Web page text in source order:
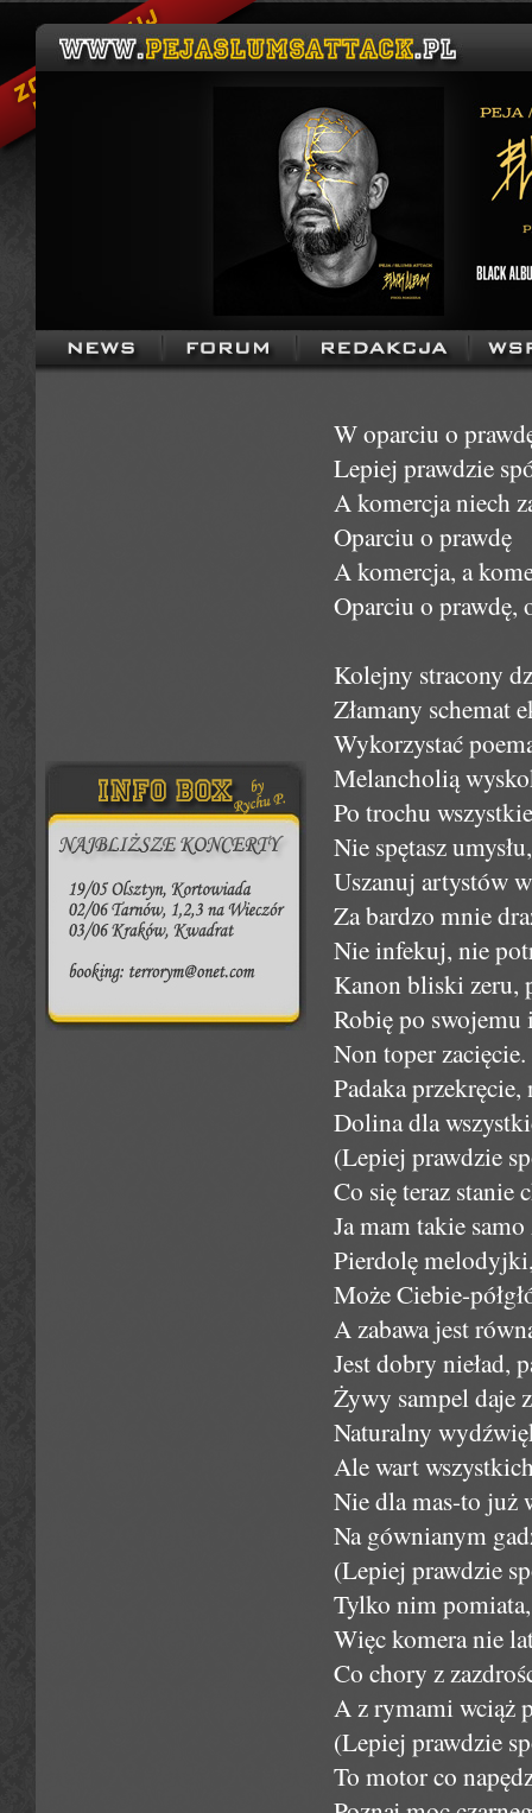
W oparciu o
Lepiej prawdzie
A komercja niech
Oparciu o prawdę
A komercja, a
Oparciu o prawdę,
Kolejny stracony
Złamany schemat
Wykorzystać
Melancholią
Po trochu
Nie spętasz
Uszanuj artystów
Za bardzo mnie
Nie infekuj, nie
Kanon bliski zeru,
Robię po swojemu
Non toper
Padaka
Dolina dla
(Lepiej prawdzie
Co się teraz stanie
Ja mam takie
Pierdolę
Może Ciebie-
A zabawa jest
Jest dobry nieład,
Żywy sampel daje
Naturalny
Ale wart
Nie dla mas-to już
Na gównianym
(Lepiej prawdzie
Tylko nim
Więc komera nie
Co chory z
A z rymami wciąż
(Lepiej prawdzie
To motor co